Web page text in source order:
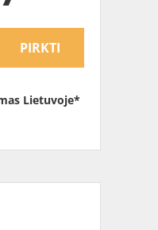
PIRKTI
Lietuvoje*